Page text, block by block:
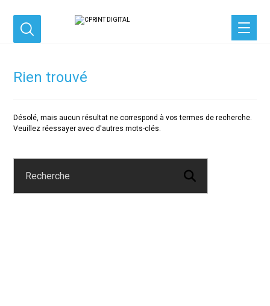
Rien trouvé
Désolé, mais aucun résultat ne correspond à vos termes de recherche.
Veuillez réessayer avec d'autres mots-clés.